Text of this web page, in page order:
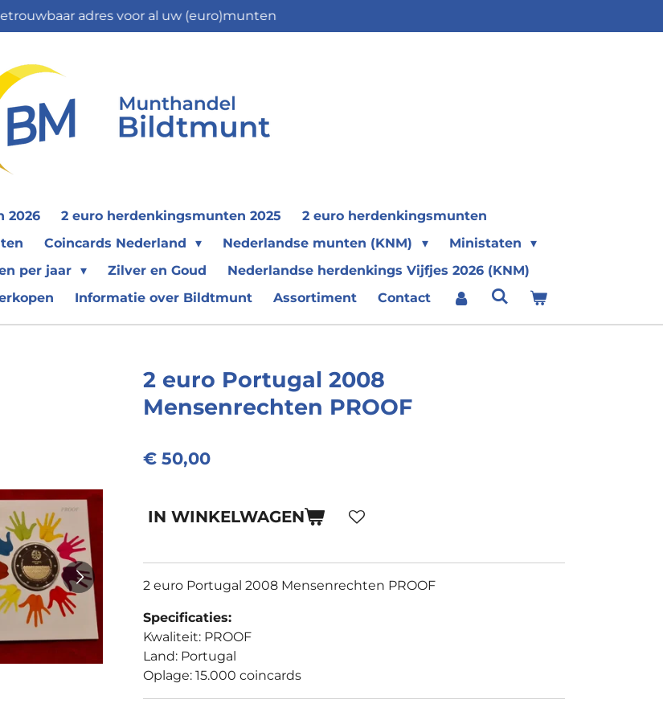
adres voor al uw (euro)munten
2026 2 euro herdenkingsmunten 2025
2 euro herdenkingsmunten
Coincards Nederland Nederlandse munten (KNM)
Ministaten
per jaar Zilver en Goud
Nederlandse herdenkings Vijfjes 2026 (KNM)
Informatie over Bildtmunt Assortiment Contact
2 euro Portugal 2008
Mensenrechten PROOF
€ 50,00
IN WINKELWAGEN
2 euro Portugal 2008 Mensenrechten PROOF
Specificaties:
Kwaliteit: PROOF
Land: Portugal
Oplage: 15.000 coincards